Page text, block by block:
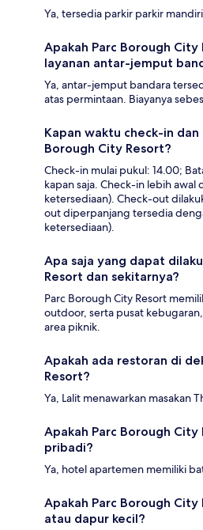
Ya, tersedia parkir parkir
Apakah Parc Borough
layanan antar-jemput
Ya, antar-jemput bandara
atas permintaan. Biayanya
Kapan waktu check-in
Borough City Resort?
Check-in mulai pukul: 14.00;
kapan saja. Check-in lebih
ketersediaan). Check-out
out diperpanjang tersedia
ketersediaan).
Apa saja yang dapat
Resort dan sekitarnya?
Parc Borough City Resort
outdoor, serta pusat
area piknik.
Apakah ada restoran di
Resort?
Ya, Lalit menawarkan masakan
Apakah Parc Borough
pribadi?
Ya, hotel apartemen memiliki
Apakah Parc Borough
atau dapur kecil?